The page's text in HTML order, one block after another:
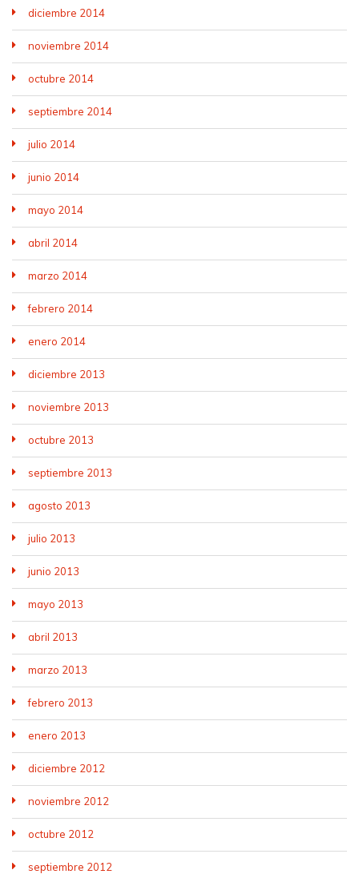
diciembre 2014
noviembre 2014
octubre 2014
septiembre 2014
julio 2014
junio 2014
mayo 2014
abril 2014
marzo 2014
febrero 2014
enero 2014
diciembre 2013
noviembre 2013
octubre 2013
septiembre 2013
agosto 2013
julio 2013
junio 2013
mayo 2013
abril 2013
marzo 2013
febrero 2013
enero 2013
diciembre 2012
noviembre 2012
octubre 2012
septiembre 2012